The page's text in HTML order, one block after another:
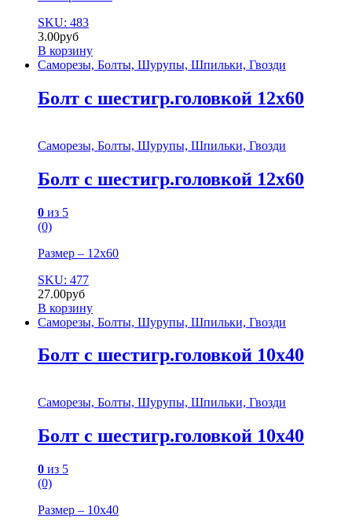
SKU: 483
3.00руб
В корзину
Саморезы, Болты, Шурупы, Шпильки, Гвозди
Болт с шестигр.головкой 12х60
Саморезы, Болты, Шурупы, Шпильки, Гвозди
Болт с шестигр.головкой 12х60
0 из 5
(0)
Размер – 12х60
SKU: 477
27.00руб
В корзину
Саморезы, Болты, Шурупы, Шпильки, Гвозди
Болт с шестигр.головкой 10х40
Саморезы, Болты, Шурупы, Шпильки, Гвозди
Болт с шестигр.головкой 10х40
0 из 5
(0)
Размер – 10х40